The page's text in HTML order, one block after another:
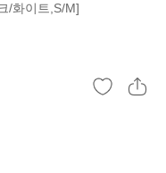
/화이트,S/M]